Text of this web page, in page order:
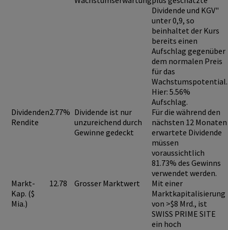
Dividende und KGV"
unter 0,9, so
beinhaltet der Kurs
bereits einen
Aufschlag gegenüber
dem normalen Preis
für das
Wachstumspotential.
Hier: 5.56%
Aufschlag.
Dividenden
Rendite
2.77% Dividende ist nur
unzureichend durch
Gewinne gedeckt
Für die während den
nächsten 12 Monaten
erwartete Dividende
müssen
voraussichtlich
81.73% des Gewinns
verwendet werden.
Markt-
Kap. ($
Mia.)
12.78 Grosser Marktwert
Mit einer
Marktkapitalisierung
von >$8 Mrd., ist
SWISS PRIME SITE
ein hoch